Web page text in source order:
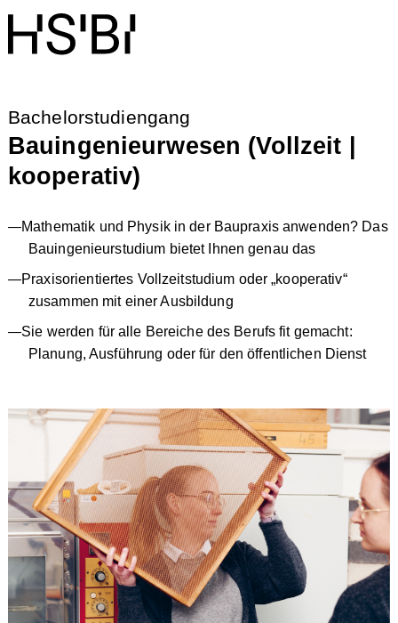
Bachelorstudiengang
Bauingenieurwesen (Vollzeit |
kooperativ)
Mathematik und Physik in der Baupraxis anwenden? Das
Bauingenieurstudium bietet Ihnen genau das
Praxisorientiertes Vollzeitstudium oder „kooperativ“
zusammen mit einer Ausbildung
Sie werden für alle Bereiche des Berufs fit gemacht:
Planung, Ausführung oder für den öffentlichen Dienst